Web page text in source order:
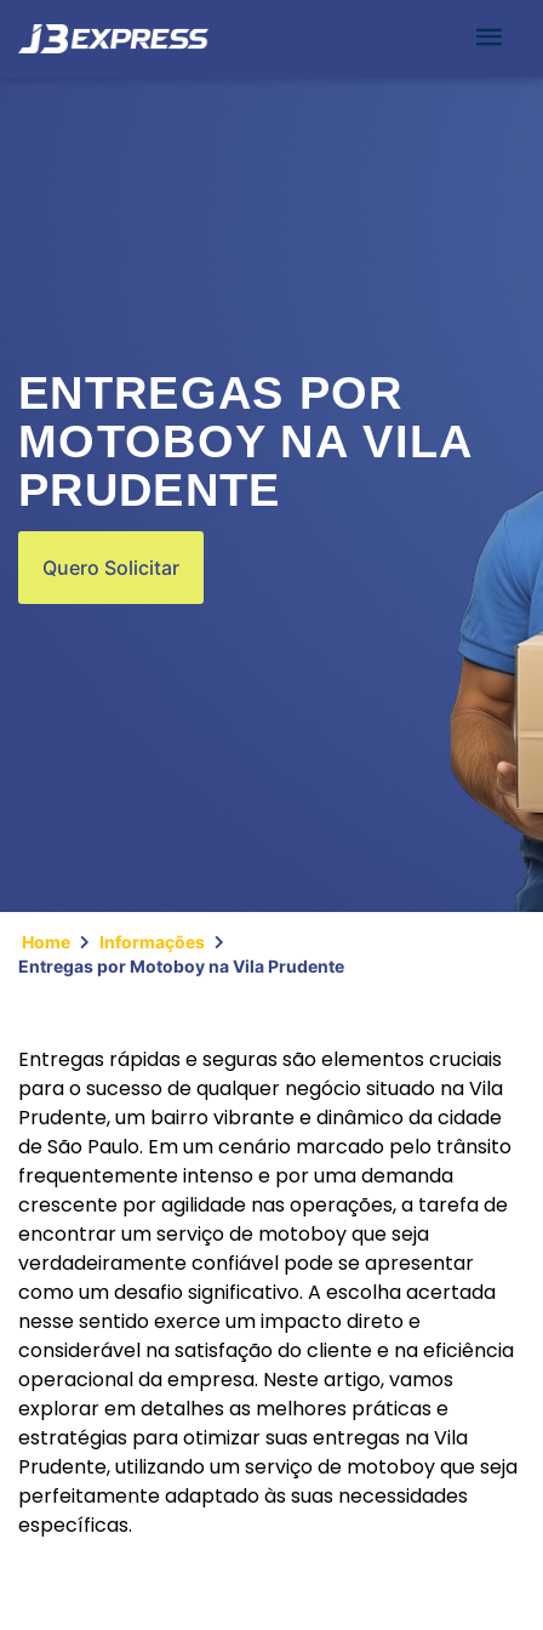
ENTREGAS POR
MOTOBOY NA VILA
PRUDENTE
Quero Solicitar
Home
Informações
Entregas por Motoboy na Vila Prudente
Entregas rápidas e seguras são elementos cruciais
para o sucesso de qualquer negócio situado na Vila
Prudente, um bairro vibrante e dinâmico da cidade
de São Paulo. Em um cenário marcado pelo trânsito
frequentemente intenso e por uma demanda
crescente por agilidade nas operações, a tarefa de
encontrar um serviço de motoboy que seja
verdadeiramente confiável pode se apresentar
como um desafio significativo. A escolha acertada
nesse sentido exerce um impacto direto e
considerável na satisfação do cliente e na eficiência
operacional da empresa. Neste artigo, vamos
explorar em detalhes as melhores práticas e
estratégias para otimizar suas entregas na Vila
Prudente, utilizando um serviço de motoboy que seja
perfeitamente adaptado às suas necessidades
específicas.